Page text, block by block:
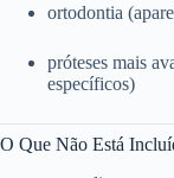
ortodontia
próteses mais
específicos)
O Que Não Está